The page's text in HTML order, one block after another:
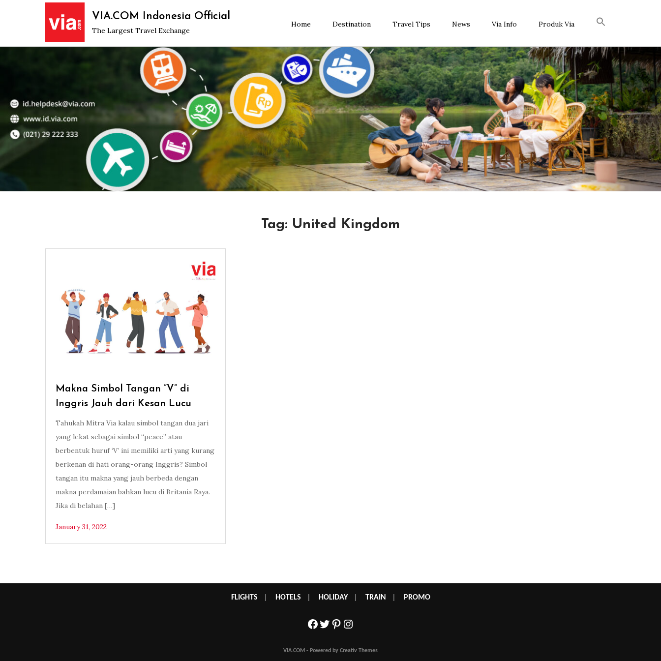
VIA.COM Indonesia Official
The Largest Travel Exchange
Home Destination Travel Tips News Via Info Produk Via
Tag: United Kingdom
Makna Simbol Tangan “V” di
Inggris Jauh dari Kesan Lucu
Tahukah Mitra Via kalau simbol tangan dua jari
yang lekat sebagai simbol “peace” atau
berbentuk huruf ‘V’ ini memiliki arti yang kurang
berkenan di hati orang-orang Inggris? Simbol
tangan itu makna yang jauh berbeda dengan
makna perdamaian bahkan lucu di Britania Raya.
Jika di belahan […]
January 31, 2022
FLIGHTS HOTELS HOLIDAY| TRAIN PROMO
Facebook
Twitter
Pinterest
Instagram
VIA.COM - Powered by Creativ Themes